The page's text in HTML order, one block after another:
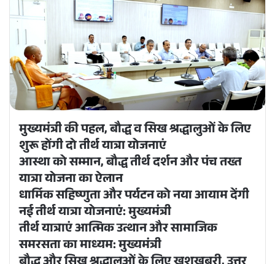
d
n
e
m
a
i
मुख्यमंत्री की पहल, बौद्ध व सिख श्रद्धालुओं के लिए
शुरू होंगी दो तीर्थ यात्रा योजनाएं
आस्था को सम्मान, बौद्ध तीर्थ दर्शन और पंच तख्त
यात्रा योजना का ऐलान
धार्मिक सहिष्णुता और पर्यटन को नया आयाम देंगी
नई तीर्थ यात्रा योजनाएं: मुख्यमंत्री
तीर्थ यात्राएं आत्मिक उत्थान और सामाजिक
समरसता का माध्यम: मुख्यमंत्री